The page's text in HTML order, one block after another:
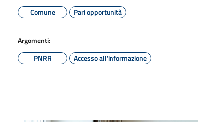
Comune
Pari opportunità
Argomenti:
PNRR
Accesso all'informazione